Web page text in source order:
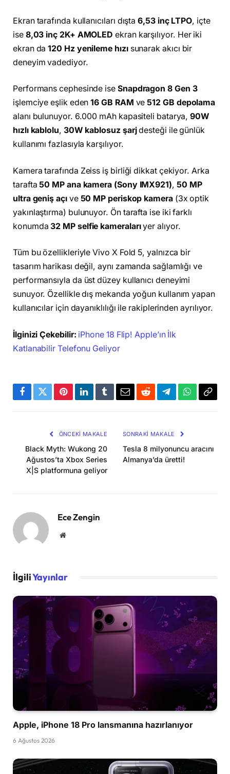
Ekran tarafında kullanıcıları dışta6,53 inç LTPO, içte
ise 8,03 inç 2K+ AMOLED ekran karşılıyor. Her iki
ekran da120 Hz yenileme hızısunarak akıcı bir
deneyim vadediyor.
Performans cephesinde ise Snapdragon 8 Gen 3
işlemciye eşlik eden16 GB RAM ve512 GB depolama
alanı bulunuyor. 6.000 mAh kapasiteli batarya,90W
hızlı kablolu, 30W kablosuz şarjdesteği ile günlük
kullanımı fazlasıyla karşılıyor.
Kamera tarafında Zeiss iş birliği dikkat çekiyor. Arka
tarafta50 MP ana kamera (Sony IMX921), 50 MP
ultra geniş açıve 50 MP periskop kamera(3x optik
yakınlaştırma) bulunuyor. Ön tarafta ise iki farklı
konumda32 MP selfie kameralarıyer alıyor.
Tüm bu özellikleriyle Vivo X Fold 5, yalnızca bir
tasarım harikası değil, aynı zamanda sağlamlığı ve
performansıyla da üst düzey kullanıcı deneyimi
sunuyor. Özellikle dış mekanda yoğun kullanım yapan
kullanıcılar için dayanıklılığı ile rakiplerinden ayrılıyor.
İlginizi Çekebilir: iPhone 18 Flip! Apple’ın İlk
Katlanabilir Telefonu Geliyor
Facebook
TwitterPinterestLinkedInTumblrEmailRedditTelegramWhatsApp
ÖNCEKI MAKALE
Black Myth: Wukong 20
Ağustos’ta Xbox Series
X|S platformuna geliyor
SONRAKI MAKALE
Tesla 8 milyonuncu aracını
Almanya’da üretti!
Ece Zengin
Website
İlgiliYayınlar
Apple, iPhone 18 Pro lansmanına hazırlanıyor
6 Ağustos 2026